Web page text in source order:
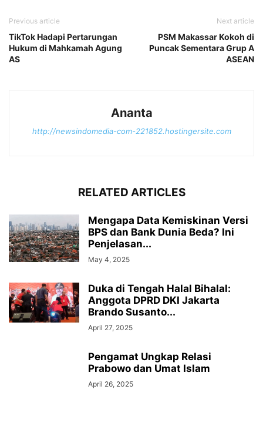
Previous article
TikTok Hadapi Pertarungan
Hukum di Mahkamah Agung
AS
Next article
PSM Makassar Kokoh di
Puncak Sementara Grup A
ASEAN
Ananta
http://newsindomedia-com-221852.hostingersite.com
RELATED ARTICLES
Mengapa Data Kemiskinan Versi
BPS dan Bank Dunia Beda? Ini
Penjelasan...
May 4, 2025
Duka di Tengah Halal Bihalal:
Anggota DPRD DKI Jakarta
Brando Susanto...
April 27, 2025
Pengamat Ungkap Relasi
Prabowo dan Umat Islam
April 26, 2025